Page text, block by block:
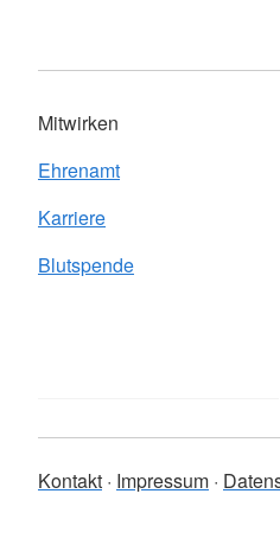
Mitwirken
Ehrenamt
Karriere
Blutspende
Kontakt Impressum